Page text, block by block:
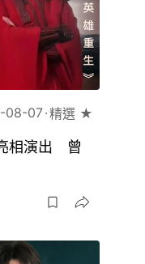
08-07 精選 ★
相演出 曾